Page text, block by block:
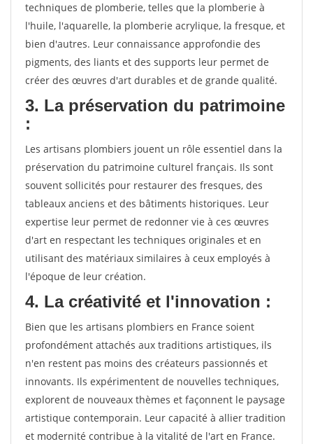
techniques de plomberie, telles que la plomberie à
l'huile, l'aquarelle, la plomberie acrylique, la fresque, et
bien d'autres. Leur connaissance approfondie des
pigments, des liants et des supports leur permet de
créer des œuvres d'art durables et de grande qualité.
3. La préservation du patrimoine
:
Les artisans plombiers jouent un rôle essentiel dans la
préservation du patrimoine culturel français. Ils sont
souvent sollicités pour restaurer des fresques, des
tableaux anciens et des bâtiments historiques. Leur
expertise leur permet de redonner vie à ces œuvres
d'art en respectant les techniques originales et en
utilisant des matériaux similaires à ceux employés à
l'époque de leur création.
4. La créativité et l'innovation :
Bien que les artisans plombiers en France soient
profondément attachés aux traditions artistiques, ils
n'en restent pas moins des créateurs passionnés et
innovants. Ils expérimentent de nouvelles techniques,
explorent de nouveaux thèmes et façonnent le paysage
artistique contemporain. Leur capacité à allier tradition
et modernité contribue à la vitalité de l'art en France.